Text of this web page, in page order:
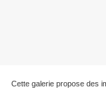
Cette galerie propose des